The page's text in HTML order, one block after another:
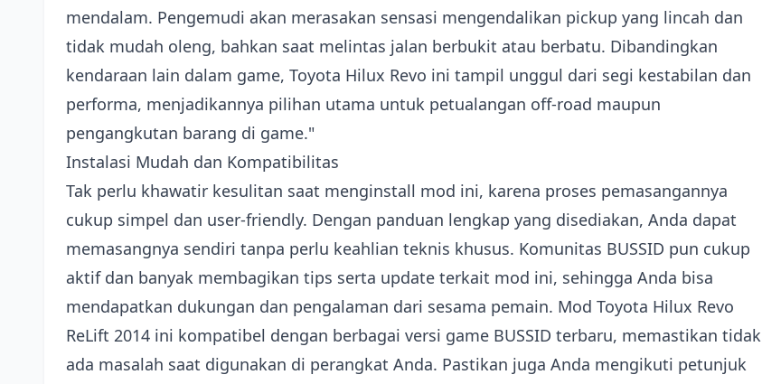
mendalam. Pengemudi akan merasakan sensasi mengendalikan pickup yang lincah dan
tidak mudah oleng, bahkan saat melintas jalan berbukit atau berbatu. Dibandingkan
kendaraan lain dalam game, Toyota Hilux Revo ini tampil unggul dari segi kestabilan dan
performa, menjadikannya pilihan utama untuk petualangan off-road maupun
pengangkutan barang di game."
Instalasi Mudah dan Kompatibilitas
Tak perlu khawatir kesulitan saat menginstall mod ini, karena proses pemasangannya
cukup simpel dan user-friendly. Dengan panduan lengkap yang disediakan, Anda dapat
memasangnya sendiri tanpa perlu keahlian teknis khusus. Komunitas BUSSID pun cukup
aktif dan banyak membagikan tips serta update terkait mod ini, sehingga Anda bisa
mendapatkan dukungan dan pengalaman dari sesama pemain. Mod Toyota Hilux Revo
ReLift 2014 ini kompatibel dengan berbagai versi game BUSSID terbaru, memastikan tidak
ada masalah saat digunakan di perangkat Anda. Pastikan juga Anda mengikuti petunjuk